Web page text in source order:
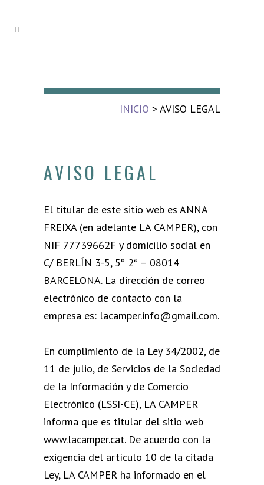
INICIO > AVISO LEGAL
AVISO LEGAL
El titular de este sitio web es ANNA
FREIXA (en adelante LA CAMPER), con
NIF 77739662F y domicilio social en
C/ BERLÍN 3-5, 5º 2ª – 08014
BARCELONA. La dirección de correo
electrónico de contacto con la
empresa es: lacamper.info@gmail.com.
En cumplimiento de la Ley 34/2002, de
11 de julio, de Servicios de la Sociedad
de la Información y de Comercio
Electrónico (LSSI-CE), LA CAMPER
informa que es titular del sitio web
www.lacamper.cat. De acuerdo con la
exigencia del artículo 10 de la citada
Ley, LA CAMPER ha informado en el